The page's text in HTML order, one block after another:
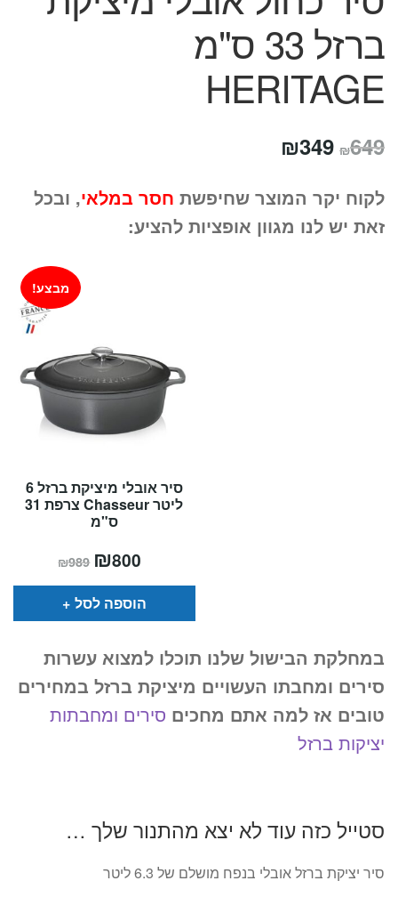
ברזל 33 ס"מ
HERITAGE
₪649 המחיר
היה:
₪649.
₪349
הוא:
₪349.
לקוח יקר המוצר שחיפשת חסר במלאי, ובכל
זאת יש לנו מגוון אופציות להציע:
סיר אובלי מיציקת ברזל 6
ליטר Chasseur צרפת 31
ס"מ
מבצע!
₪989 המחיר
המקורי
היה:
₪989.
₪800
הוא:
הוספה לסל
במחלקת הבישול שלנו תוכלו למצוא עשרות
סירים ומחבתו העשויים מיציקת ברזל במחירים
טובים אז למה אתם מחכים סירים ומחבתות
יציקות ברזל
סטייל כזה עוד לא יצא מהתנור שלך …
סיר יציקת ברזל אובלי בנפח מושלם של 6.3 ליטר